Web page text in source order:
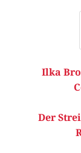
Ilka
Der